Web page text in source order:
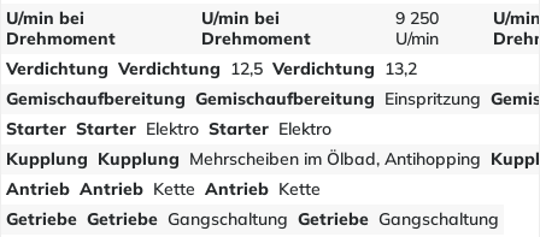
U/min bei
Drehmoment
U/min bei
Drehmoment
9 250
U/min
U/
Verdichtung Verdichtung 12,5 Verdichtung 13,2
Gemischaufbereitung Gemischaufbereitung Einspritzung
Starter Starter Elektro Starter Elektro
Kupplung Kupplung Mehrscheiben im Ölbad, Antihopping
Antrieb Antrieb Kette Antrieb Kette
Getriebe Getriebe Gangschaltung Getriebe Gangschaltung